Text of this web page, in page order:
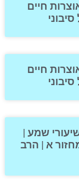
חיים
חיים
שמע |
א | הרב